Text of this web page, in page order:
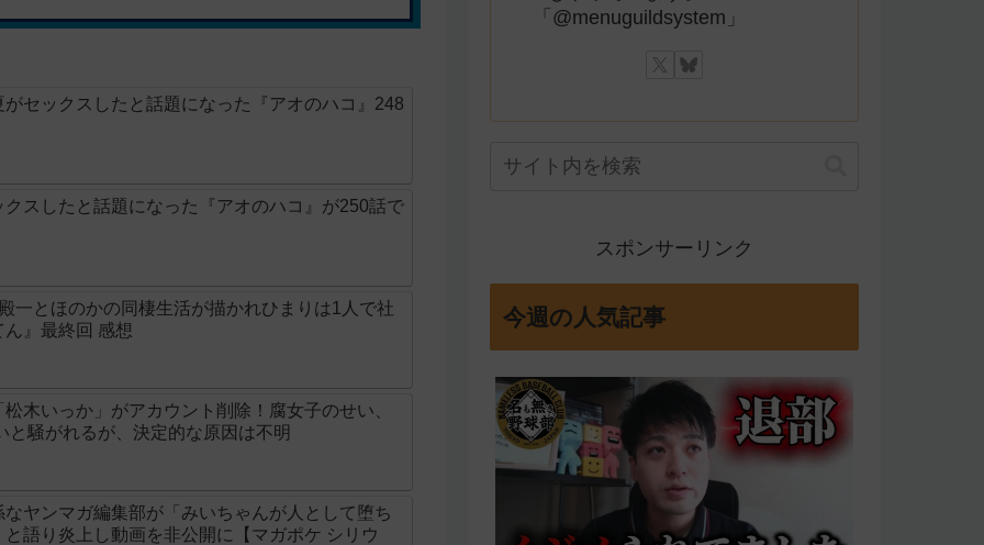
セックスしたと話題になった『アオのハコ』248
スしたと話題になった『アオのハコ』が250話で
一とほのかの同棲生活が描かれひまりは1人で社
』最終回 感想
木いっか」がアカウント削除！腐女子のせい、
と騒がれるが、決定的な原因は不明
ヤンマガ編集部が「みいちゃんが人として堕ち
語り炎上し動画を非公開に【マガポケ シリウ
「@menuguildsystem」
スポンサーリンク